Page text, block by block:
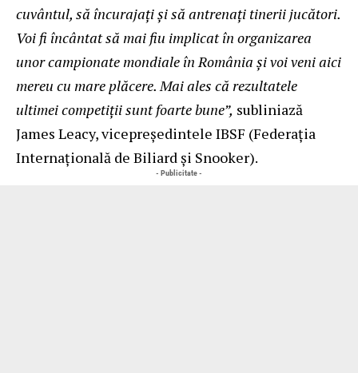
cuvântul, să încurajați și să antrenați tinerii jucători.
Voi fi încântat să mai fiu implicat în organizarea
unor campionate mondiale în România și voi veni aici
mereu cu mare plăcere. Mai ales că rezultatele
ultimei competiții sunt foarte bune”, subliniază
James Leacy, vicepreședintele IBSF (Federaţia
Internațională de Biliard și Snooker).
- Publicitate -